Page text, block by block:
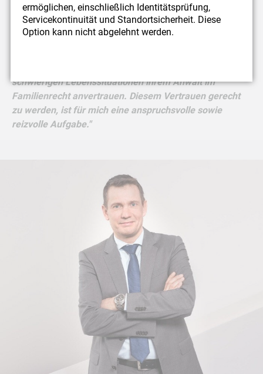
auch Einfühlungsvermögen, umfassendes Verständnis
für wirtschaftliche Zusammenhänge sowie
Durchsetzungskraft Voraussetzung. Es ist eine
schwierigen Lebenssituationen ihrem Anwalt im
Familienrecht anvertrauen. Diesem Vertrauen gerecht
zu werden, ist für mich eine anspruchsvolle sowie
reizvolle Aufgabe."
ermöglichen, einschließlich Identitätsprüfung,
Servicekontinuität und Standortsicherheit. Diese
Option kann nicht abgelehnt werden.